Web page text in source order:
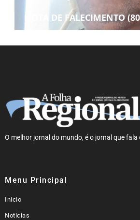
NOTA DE FALECIMENTO
O melhor jornal do mundo, é o jornal que fala
Menu Principal
Inicio
Notícias